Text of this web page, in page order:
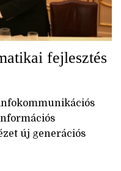
fejlesztés
infokommunikációs
új generációs